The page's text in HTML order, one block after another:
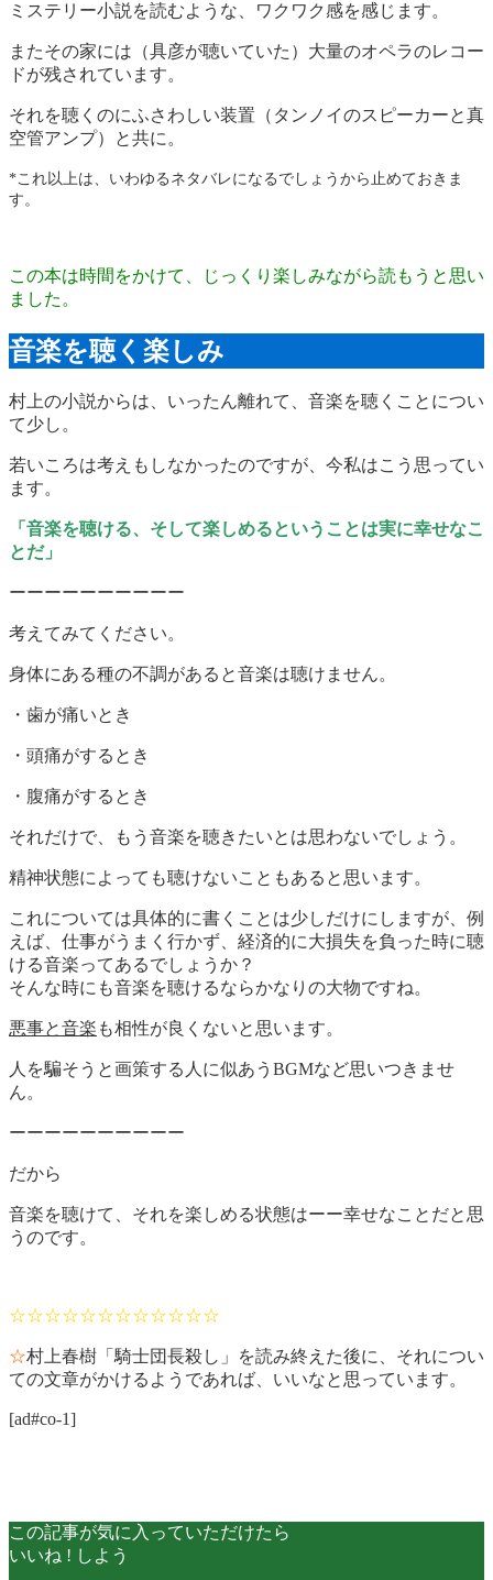
ミステリー小説を読むような、ワクワク感を感じます。
またその家には（具彦が聴いていた）大量のオペラのレコー
ドが残されています。
それを聴くのにふさわしい装置（タンノイのスピーカーと真
空管アンプ）と共に。
*これ以上は、いわゆるネタバレになるでしょうから止めておきま
す。
この本は時間をかけて、じっくり楽しみながら読もうと思い
ました。
音楽を聴く楽しみ
村上の小説からは、いったん離れて、音楽を聴くことについ
て少し。
若いころは考えもしなかったのですが、今私はこう思ってい
ます。
「音楽を聴ける、そして楽しめるということは実に幸せなこ
とだ」
ーーーーーーーーーー
考えてみてください。
身体にある種の不調があると音楽は聴けません。
・歯が痛いとき
・頭痛がするとき
・腹痛がするとき
それだけで、もう音楽を聴きたいとは思わないでしょう。
精神状態によっても聴けないこともあると思います。
これについては具体的に書くことは少しだけにしますが、例
えば、仕事がうまく行かず、経済的に大損失を負った時に聴
ける音楽ってあるでしょうか？
そんな時にも音楽を聴けるならかなりの大物ですね。
悪事と音楽 も相性が良くないと思います。
人を騙そうと画策する人に似あうBGMなど思いつきませ
ん。
ーーーーーーーーーー
だから
音楽を聴けて、それを楽しめる状態はーー幸せなことだと思
うのです。
☆☆☆☆☆☆☆☆☆☆☆☆
☆村上春樹「騎士団長殺し」を読み終えた後に、それについ
ての文章がかけるようであれば、いいなと思っています。
[ad#co-1]
この記事が気に入っていただけたら
いいね ! しよう